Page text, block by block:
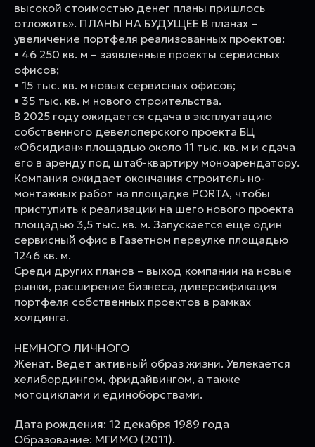
высокой стоимостью денег планы пришлось
отложить». ПЛАНЫ НА БУДУЩЕЕ В планах –
увеличение портфеля реализованных проектов:
• 46 250 кв. м – заявленные проекты сервисных
офисов;
• 15 тыс. кв. м новых сервисных офисов;
• 35 тыс. кв. м нового строительства.
В 2025 году ожидается сдача в эксплуатацию
собственного девелоперского проекта БЦ
«Обсидиан» площадью около 11 тыс. кв. м и сдача
его в аренду под штаб-квартиру моноарендатору.
Компания ожидает окончания строитель но-
монтажных работ на площадке PORTA, чтобы
приступить к реализации на шего нового проекта
площадью 3,5 тыс. кв. м. Запускается еще один
сервисный офис в Газетном переулке площадью
1246 кв. м.
Среди других планов – выход компании на новые
рынки, расширение бизнеса, диверсификация
портфеля собственных проектов в рамках
холдинга.
НЕМНОГО ЛИЧНОГО
Женат. Ведет активный образ жизни. Увлекается
хелибордингом, фридайвингом, а также
мотоциклами и единоборствами.
Дата рождения: 12 декабря 1989 года
Образование: МГИМО (2011).